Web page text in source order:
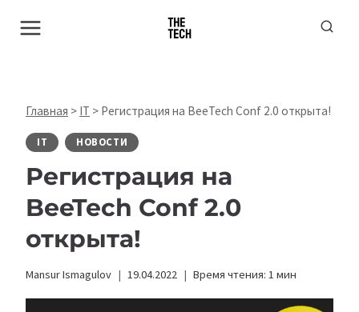
Главная > IT > Регистрация на BeeTech Conf 2.0 открыта!
IT НОВОСТИ
Регистрация на
BeeTech Conf 2.0
открыта!
Mansur Ismagulov 19.04.2022 Время чтения: 1 мин